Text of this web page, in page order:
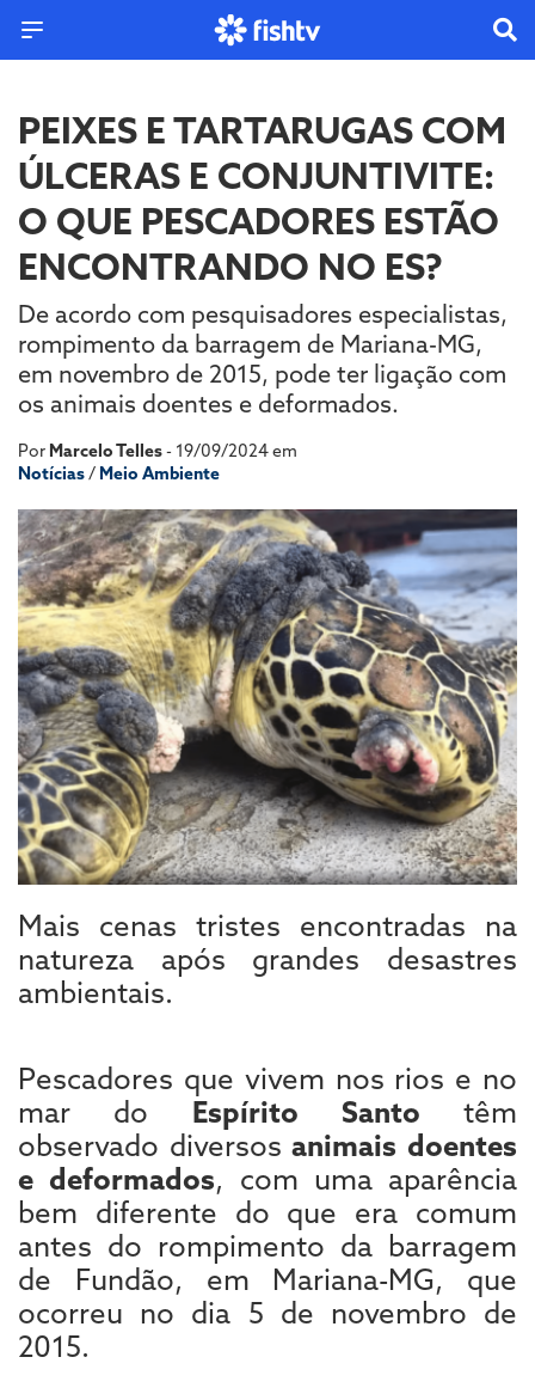
PEIXES E TARTARUGAS COM
ÚLCERAS E CONJUNTIVITE:
O QUE PESCADORES ESTÃO
ENCONTRANDO NO ES?
De acordo com pesquisadores especialistas,
rompimento da barragem de Mariana-MG,
em novembro de 2015, pode ter ligação com
os animais doentes e deformados.
Por Marcelo Telles- 19/09/2024 em
Notícias/ Meio Ambiente
Mais cenas tristes encontradas na
natureza após grandes desastres
ambientais.
Pescadores que vivem nos rios e no
mar do Espírito Santo têm
observado diversosanimais doentes
e deformados, com uma aparência
bem diferente do que era comum
antes do rompimento da barragem
de Fundão, em Mariana-MG, que
ocorreu no dia 5 de novembro de
2015.